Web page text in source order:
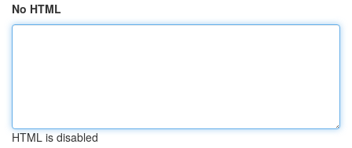
No HTML
HTML is disabled